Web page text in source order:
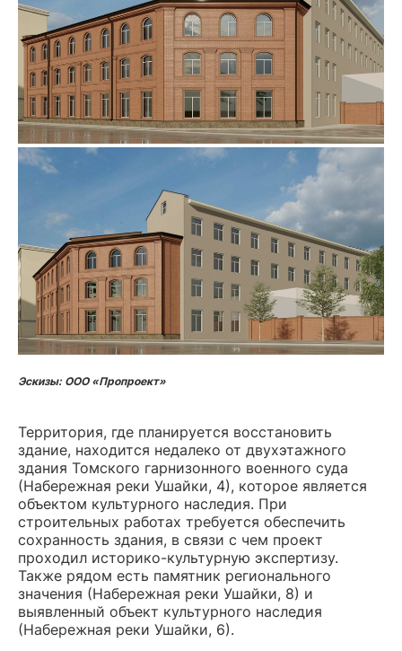
Эскизы: ООО «Пропроект»
Территория, где планируется восстановить
здание, находится недалеко от двухэтажного
здания Томского гарнизонного военного суда
(Набережная реки Ушайки, 4), которое является
объектом культурного наследия. При
строительных работах требуется обеспечить
сохранность здания, в связи с чем проект
проходил историко-культурную экспертизу.
Также рядом есть памятник регионального
значения (Набережная реки Ушайки, 8) и
выявленный объект культурного наследия
(Набережная реки Ушайки, 6).